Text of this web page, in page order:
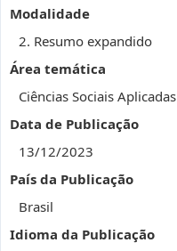
Modalidade
2. Resumo expandido
Área temática
Ciências Sociais Aplicadas
Data de Publicação
13/12/2023
País da Publicação
Brasil
Idioma da Publicação